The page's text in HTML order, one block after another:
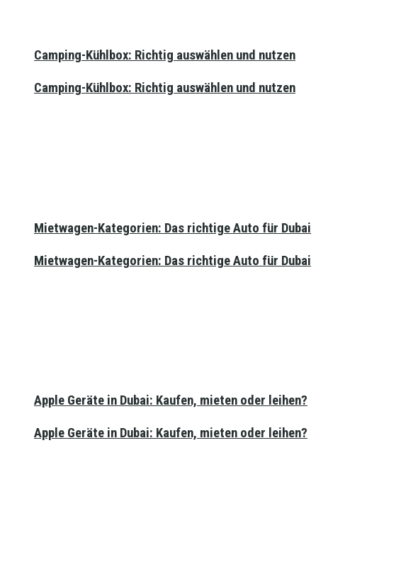
Camping-Kühlbox: Richtig auswählen und nutzen
Mietwagen-Kategorien: Das richtige Auto für Dubai
Apple Geräte in Dubai: Kaufen, mieten oder leihen?
Camping-Kühlbox: Richtig auswählen und nutzen
Mietwagen-Kategorien: Das richtige Auto für Dubai
Apple Geräte in Dubai: Kaufen, mieten oder leihen?